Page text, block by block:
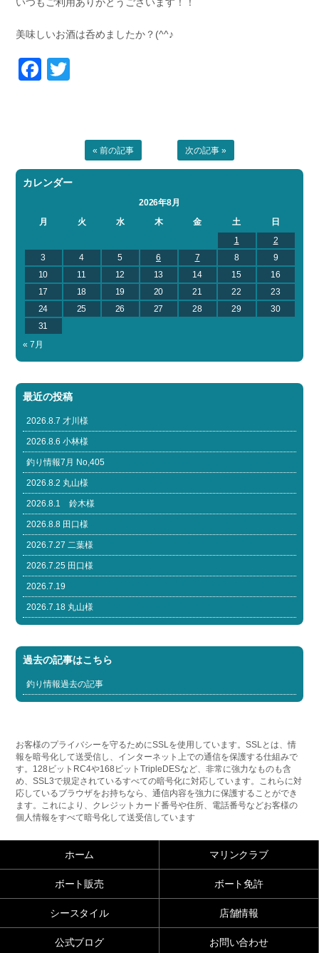
美味しいお酒は呑めましたか？(^^♪
Facebook
« 前の記事 次の記事 »
カレンダー
2026年8月
月
火 水 木 金 土
日
1
2
3
4 5 6 7 8
9
10
11 12 13 14 15
16
17
18 19 20 21 22
23
24
25 26 27 28 29
30
31
« 7月
最近の投稿
2026.8.7 才川様
2026.8.6 小林様
釣り情報7月 No,405
2026.8.2 丸山様
2026.8.1 鈴木様
2026.8.8 田口様
2026.7.27 二葉様
2026.7.25 田口様
2026.7.19
2026.7.18 丸山様
過去の記事はこちら
釣り情報過去の記事
お客様のプライバシーを守るためにSSLを使用しています。SSLとは、情
報を暗号化して送受信し、インターネット上での通信を保護する仕組みで
す。128ビットRC4や168ビットTripleDESなど、非常に強力なものも含
め、SSL3で規定されているすべての暗号化に対応しています。これらに対
応しているブラウザをお持ちなら、通信内容を強力に保護することができ
ます。これにより、クレジットカード番号や住所、電話番号などお客様の
個人情報をすべて暗号化して送受信しています
ホーム マリンクラブ
ボート販売 ボート免許
シースタイル 店舗情報
公式ブログ お問い合わせ